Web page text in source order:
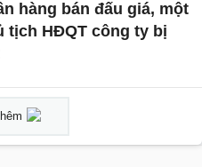
hàng bán đấu giá, một
tịch HĐQT công ty bị